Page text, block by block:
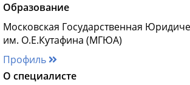
Образование
Московская Государственная
им. О.Е.Кутафина (МГЮА)
Профиль
О специалисте